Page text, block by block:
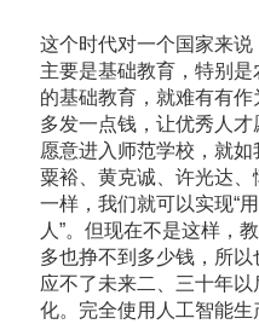
这个时代对一个国家来说
主要是基础教育，特别
的基础教育，就难有有
多发一点钱，让优秀人
愿意进入师范学校，就如
粟裕、黄克诚、许光达
一样，我们就可以实现“
人”。但现在不是这样，
多也挣不到多少钱，所
应不了未来二、三十年
化。完全使用人工智能